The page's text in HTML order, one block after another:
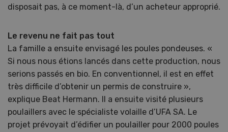
disposait pas, à ce moment-là, d’un acheteur approprié.
Le revenu ne fait pas tout
La famille a ensuite envisagé les poules pondeuses. «
Si nous nous étions lancés dans cette production, nous
serions passés en bio. En conventionnel, il est en effet
très difficile d’obtenir un permis de construire »,
explique Beat Hermann. Il a ensuite visité plusieurs
poulaillers avec le spécialiste volaille d’UFA SA. Le
projet prévoyait d’édifier un poulailler pour 2000 poules